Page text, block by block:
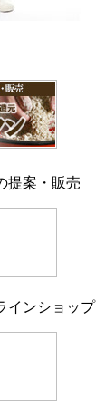
提案・販売
インショップ